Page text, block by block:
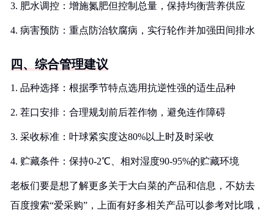
3. 肥水调控：增施氮肥但控制总量，保持均衡营养供应
4. 病害预防：重点防治软腐病，实行轮作并加强田间排水
四、综合管理建议
1. 品种选择：根据季节特点选用抗逆性强的适生品种
2. 茬口安排：合理规划前后茬作物，避免连作障碍
3. 采收标准：叶球紧实度达80%以上时及时采收
4. 贮藏条件：保持0-2℃、相对湿度90-95%的贮藏环境
老板们要是想了解更多关于大白菜的产品和信息，不妨去
百度搜索“爱采购”，上面有好多相关产品可以参考对比哦，